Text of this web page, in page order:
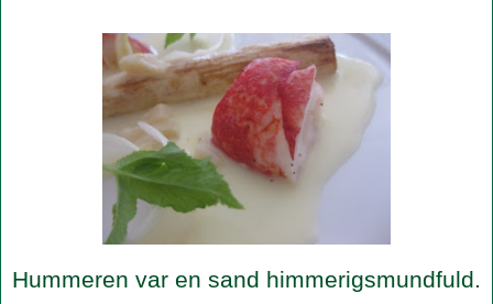
Hummeren var en sand himmerigsmundfuld.